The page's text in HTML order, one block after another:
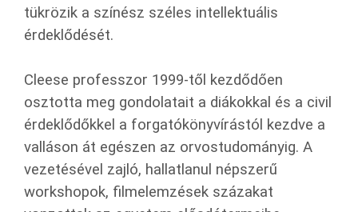
tükrözik a színész széles intellektuális
érdeklődését.
Cleese professzor 1999-től kezdődően
osztotta meg gondolatait a diákokkal és a civil
érdeklődőkkel a forgatókönyvírástól kezdve a
valláson át egészen az orvostudományig. A
vezetésével zajló, hallatlanul népszerű
workshopok, filmelemzések százakat